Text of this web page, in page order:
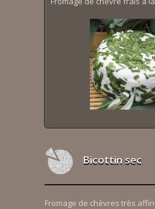
Bicottin sec
Fromage de chèvres très